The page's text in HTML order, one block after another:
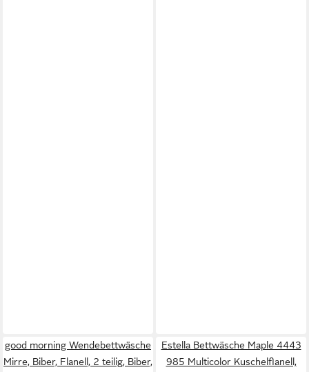
good morning Wendebettwäsche
Mirre, Biber, Flanell, 2 teilig, Biber,
Estella Bettwäsche Maple 4443
985 Multicolor Kuschelflanell,